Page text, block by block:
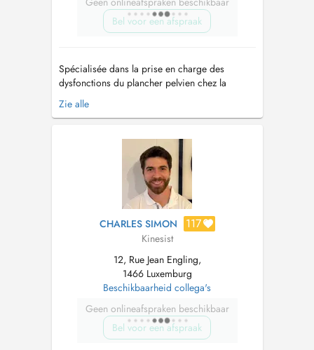
Bel voor een afspraak
Spécialisée dans la prise en charge des
dysfonctions du plancher pelvien chez la
femme, je vous accompagne et vous guide tant
dans votre périnatalité que dans votre globalité.
rééducation abdominale Kiné respiratoire du
nourrisson - Bronchiolite Ac...
Zie alle
CHARLES SIMON 117
Kinesist
12, Rue Jean Engling,
1466 Luxemburg
Beschikbaarheid collega's
Geen onlineafspraken beschikbaar
Bel voor een afspraak